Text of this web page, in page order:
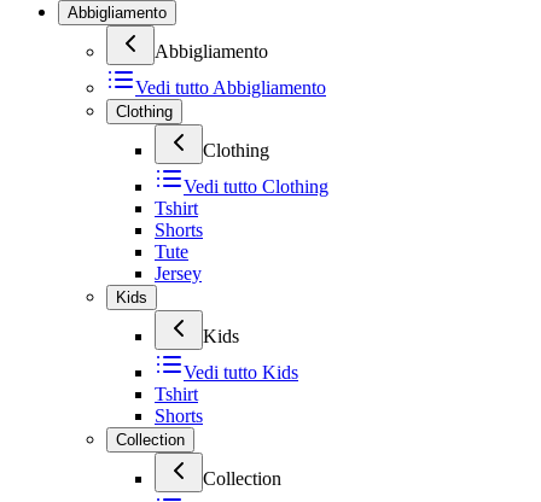
Abbigliamento
Abbigliamento
Vedi tutto Abbigliamento
Clothing
Clothing
Vedi tutto Clothing
Tshirt
Shorts
Tute
Jersey
Kids
Kids
Vedi tutto Kids
Tshirt
Shorts
Collection
Collection